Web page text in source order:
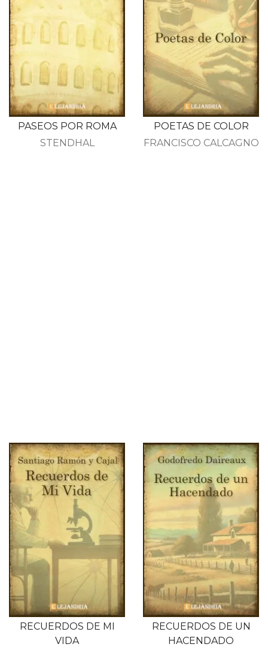
PASEOS POR ROMA
STENDHAL
POETAS DE COLOR
FRANCISCO CALCAGNO
RECUERDOS DE MI
VIDA
RECUERDOS DE UN
HACENDADO